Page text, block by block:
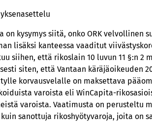
on kysymys siitä, onko ORK
lisäksi kanteessa vaaditut
siihen, että rikoslain 10 luvun 11 §:n
siten, että Vantaan käräjäoikeuden
korvausvelalle on maksettava
varoista eli WinCapita-
varoista. Vaatimusta on perusteltu
sanottuja rikoshyötyvaroja, joita on